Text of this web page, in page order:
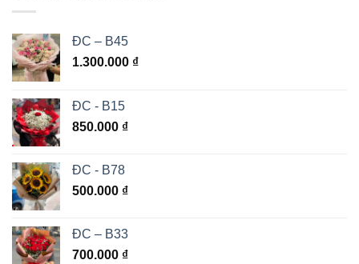
ĐC – B45
1.300.000 ₫
ĐC - B15
850.000 ₫
ĐC - B78
500.000 ₫
ĐC – B33
700.000 ₫